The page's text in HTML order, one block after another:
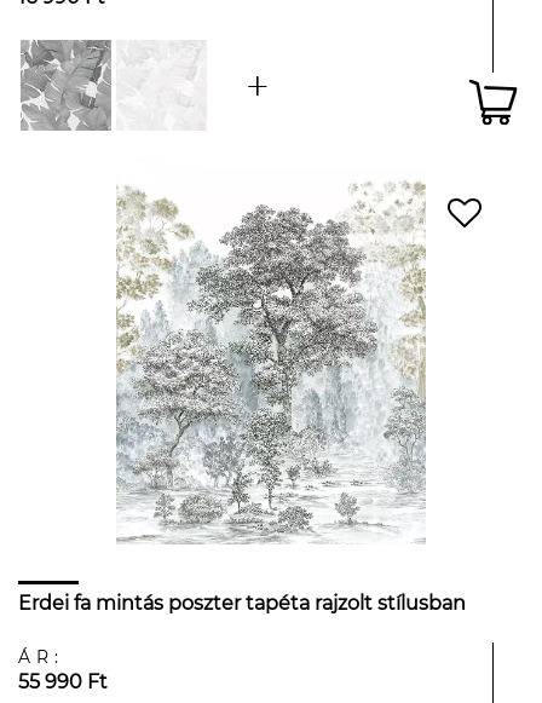
Erdei fa mintás poszter tapéta rajzolt stílusban
ÁR:
55 990 Ft